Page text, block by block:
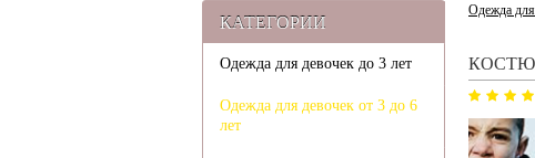
КАТЕГОРИИ
Одежда для девочек до 3 лет
Одежда для девочек от 3 до 6
лет
Одежда для